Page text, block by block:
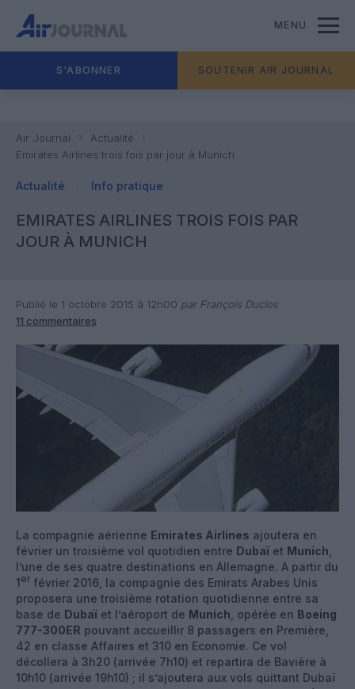
MENU
S'ABONNER SOUTENIR AIR JOURNAL
Air Journal
Actualité
Emirates Airlines trois fois par jour à Munich
Actualité Info pratique
EMIRATES AIRLINES TROIS FOIS PAR
JOUR À MUNICH
Publié le 1 octobre 2015 à 12h00 par François Duclos
11 commentaires
La compagnie aérienne Emirates Airlines ajoutera en
février un troisième vol quotidien entre Dubaï et Munich
l’une de ses quatre destinations en Allemagne. A partir du
1er février 2016, la compagnie des Emirats Arabes Unis
proposera une troisième rotation quotidienne entre sa
base de Dubaï et l’aéroport de Munich , opérée en Boeing
777-300ER pouvant accueillir 8 passagers en Première,
42 en classe Affaires et 310 en Economie. Ce vol
décollera à 3h20 (arrivée 7h10) et repartira de Bavière à
10h10 (arrivée 19h10) ; il s’ajoutera aux vols quittant Dubaï